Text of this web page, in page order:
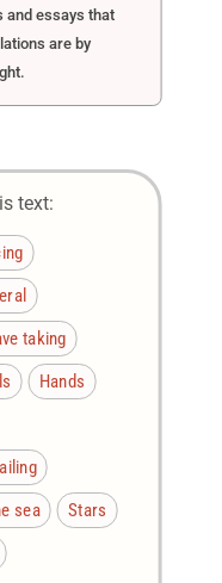
and essays that
are by
text:
taking
Hands
sea
Stars